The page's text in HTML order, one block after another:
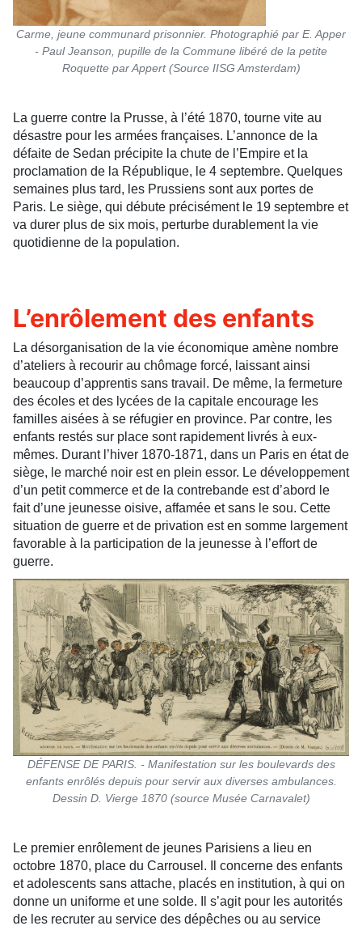
Carme, jeune communard prisonnier. Photographié par E. Apper
- Paul Jeanson, pupille de la Commune libéré de la petite
Roquette par Appert (Source IISG Amsterdam)
La guerre contre la Prusse, à l’été 1870, tourne vite au
désastre pour les armées françaises. L’annonce de la
défaite de Sedan précipite la chute de l’Empire et la
proclamation de la République, le 4 septembre. Quelques
semaines plus tard, les Prussiens sont aux portes de
Paris. Le siège, qui débute précisément le 19 septembre et
va durer plus de six mois, perturbe durablement la vie
quotidienne de la population.
L’enrôlement des enfants
La désorganisation de la vie économique amène nombre
d’ateliers à recourir au chômage forcé, laissant ainsi
beaucoup d’apprentis sans travail. De même, la fermeture
des écoles et des lycées de la capitale encourage les
familles aisées à se réfugier en province. Par contre, les
enfants restés sur place sont rapidement livrés à eux-
mêmes. Durant l’hiver 1870-1871, dans un Paris en état de
siège, le marché noir est en plein essor. Le développement
d’un petit commerce et de la contrebande est d’abord le
fait d’une jeunesse oisive, affamée et sans le sou. Cette
situation de guerre et de privation est en somme largement
favorable à la participation de la jeunesse à l’effort de
guerre.
DÉFENSE DE PARIS. - Manifestation sur les boulevards des
enfants enrôlés depuis pour servir aux diverses ambulances.
Dessin D. Vierge 1870 (source Musée Carnavalet)
Le premier enrôlement de jeunes Parisiens a lieu en
octobre 1870, place du Carrousel. Il concerne des enfants
et adolescents sans attache, placés en institution, à qui on
donne un uniforme et une solde. Il s’agit pour les autorités
de les recruter au service des dépêches ou au service